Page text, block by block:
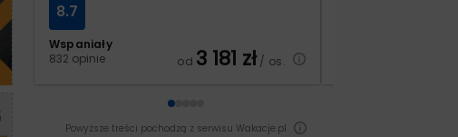
Wspaniały
832 opinie
8.7
od 3 181 zł/ os.
Powyższe treści pochodzą z serwisu Wakacje.pl